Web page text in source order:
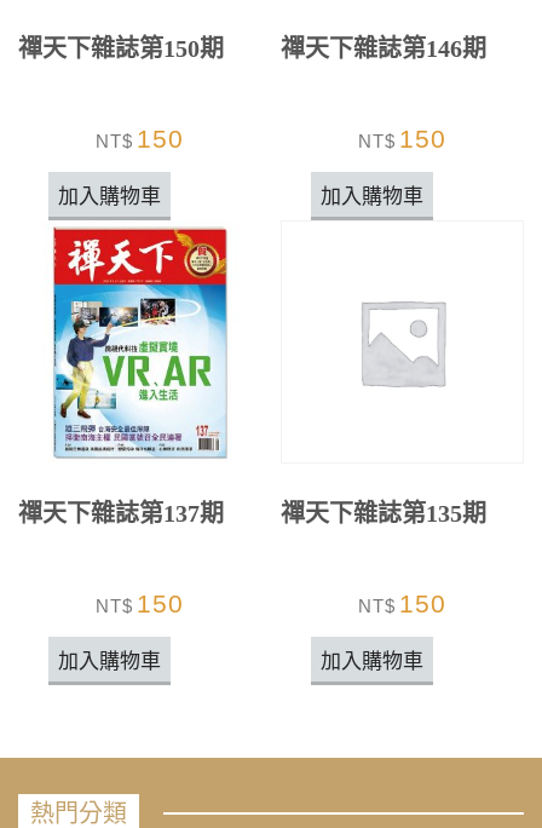
禪天下雜誌第150期
NT$ 150
加入購物車
禪天下雜誌第146期
NT$ 150
加入購物車
禪天下雜誌第137期
NT$ 150
加入購物車
禪天下雜誌第135期
NT$ 150
加入購物車
熱門分類